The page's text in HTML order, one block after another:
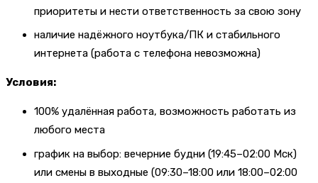
приоритеты и нести ответственность за свою зону
наличие надёжного ноутбука/ПК и стабильного
интернета (работа с телефона невозможна)
Условия:
100% удалённая работа, возможность работать из
любого места
график на выбор: вечерние будни (19:45–02:00 Мск)
или смены в выходные (09:30–18:00 или 18:00–02:00